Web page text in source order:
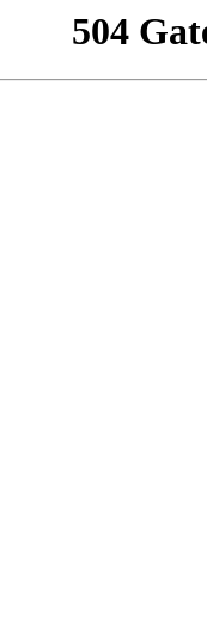
504